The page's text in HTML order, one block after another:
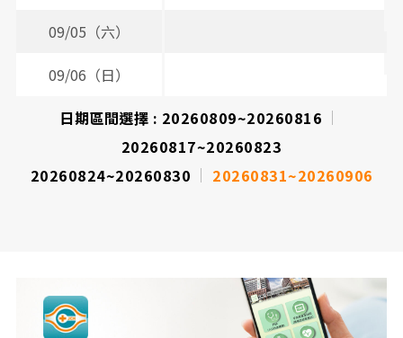
09/05（六）
09/06（日）
日期區間選擇 : 20260809~20260816
20260817~20260823
20260824~20260830
20260831~20260906